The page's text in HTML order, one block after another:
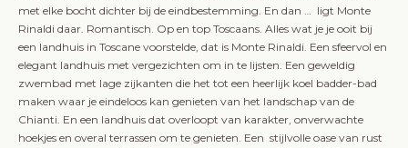
met elke bocht dichter bij de eindbestemming. En dan … ligt Monte
Rinaldi daar. Romantisch. Op en top Toscaans. Alles wat je je ooit bij
een landhuis in Toscane voorstelde, dat is Monte Rinaldi. Een sfeervol en
elegant landhuis met vergezichten om in te lijsten. Een geweldig
zwembad met lage zijkanten die het tot een heerlijk koel badder-bad
maken waar je eindeloos kan genieten van het landschap van de
Chianti. En een landhuis dat overloopt van karakter, onverwachte
hoekjes en overal terrassen om te genieten. Een stijlvolle oase van rust